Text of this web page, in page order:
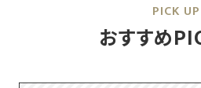
PICK UP
おすすめ